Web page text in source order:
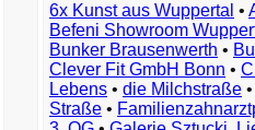
6x Kunst aus Wuppertal •
Befeni Showroom
Bunker Brausenwerth •
Clever Fit GmbH Bonn •
Lebens • die Milchstraße •
Straße •